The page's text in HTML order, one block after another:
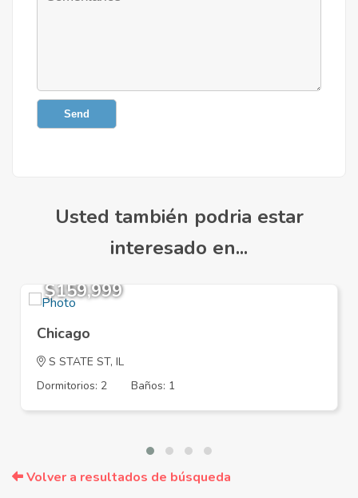
Send
Usted también podria estar
interesado en...
$159,999
Chicago
S STATE ST, IL
Dormitorios: 2
Baños: 1
Volver a resultados de búsqueda